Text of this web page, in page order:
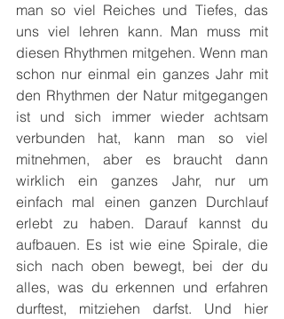
man so viel Reiches und Tiefes, das
uns viel lehren kann. Man muss mit
diesen Rhythmen mitgehen. Wenn man
schon nur einmal ein ganzes Jahr mit
den Rhythmen der Natur mitgegangen
ist und sich immer wieder achtsam
verbunden hat, kann man so viel
mitnehmen, aber es braucht dann
wirklich ein ganzes Jahr, nur um
einfach mal einen ganzen Durchlauf
erlebt zu haben. Darauf kannst du
aufbauen. Es ist wie eine Spirale, die
sich nach oben bewegt, bei der du
alles, was du erkennen und erfahren
durftest, mitziehen darfst. Und hier